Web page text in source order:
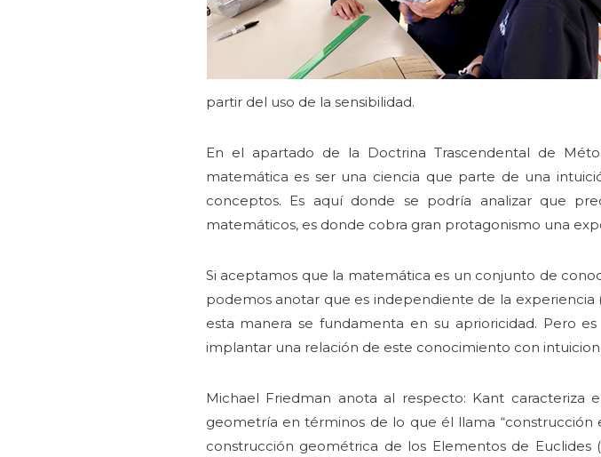
partir del uso de la sensibilidad.
En el apartado de la Doctrina Trascendental de
matemática es ser una ciencia que parte de una
conceptos. Es aquí donde se podría analizar que
matemáticos, es donde cobra gran protagonismo una
Si aceptamos que la matemática es un conjunto de
podemos anotar que es independiente de la
esta manera se fundamenta en su aprioricidad. Pero
implantar una relación de este conocimiento con
Michael Friedman anota al respecto: Kant
geometría en términos de lo que él llama
construcción geométrica de los Elementos de Euclides